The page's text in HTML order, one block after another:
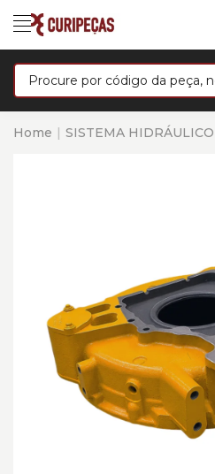
Home SISTEMA HIDRÁULICO